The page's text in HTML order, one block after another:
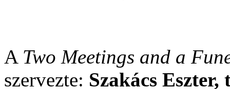
A Two Meetings and a
szervezte: Szakács